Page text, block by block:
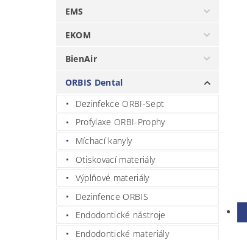
EMS
EKOM
BienAir
ORBIS Dental
Dezinfekce ORBI-Sept
Profylaxe ORBI-Prophy
Míchací kanyly
Otiskovací materiály
Výplňové materiály
Dezinfence ORBIS
Endodontické nástroje
Endodontické materiály